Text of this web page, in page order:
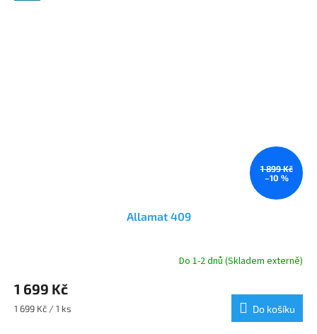
1 899 Kč
–10 %
Allamat 409
produktu
je
4,6
Do 1-2 dnů (Skladem externě)
1 699 Kč
Měrná
1 699 Kč / 1 ks Do košíku